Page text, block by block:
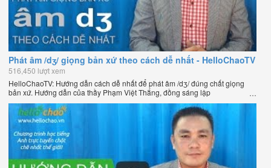
Phát âm /dʒ/ giọng bản xứ theo cách dễ nhất - HelloChaoTV
516,450 lượt xem
HelloChaoTV: Hướng dẫn cách dễ nhất để phát âm /dʒ/ đúng chất giọng
bản xứ. Hướng dẫn của thầy Phạm Việt Thắng, đồng sáng lập
HelloChao.vn - Chương trình dạy tiếng Anh trực tuyến chặt chẽ nhất thế
giới.